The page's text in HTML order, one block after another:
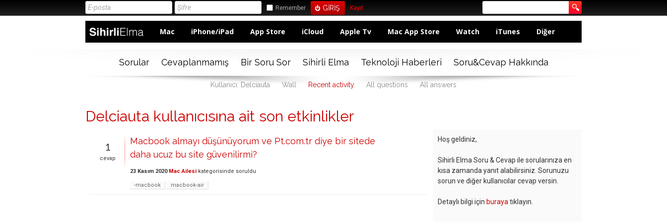
Remember Kayıt
Mac iPhone/iPad App Store iCloud Apple Tv Mac App Store Watch iTunes Diğer
Sorular Cevaplanmamış Bir Soru Sor Sihirli Elma Teknoloji Haberleri Soru&Cevap Hakkında
Kullanıcı: Delciauta Wall Recent activity All questions All answers
Delciauta kullanıcısına ait son etkinlikler
1
cevap
Macbook almayı düşünüyorum ve Pt.com.tr diye bir sitede
daha ucuz bu site güvenilirmi?
23 Kasım 2020 Mac Ailesi kategorisinde soruldu
-macbook macbook-air
Hoş geldiniz,
Sihirli Elma Soru & Cevap ile sorularınıza en
kısa zamanda yanıt alabilirsiniz. Sorunuzu
sorun ve diğer kullanıcılar cevap versin.
Detaylı bilgi için buraya tıklayın.